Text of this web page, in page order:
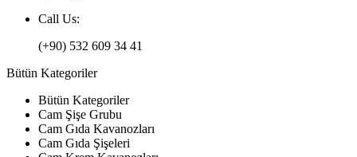
Call Us:
(+90) 532 609 34 41
Bütün Kategoriler
Bütün Kategoriler
Cam Şişe Grubu
Cam Gıda Kavanozları
Cam Gıda Şişeleri